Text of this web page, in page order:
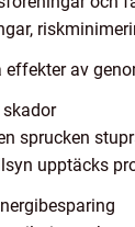
effekter av
sprucken
upptäcks